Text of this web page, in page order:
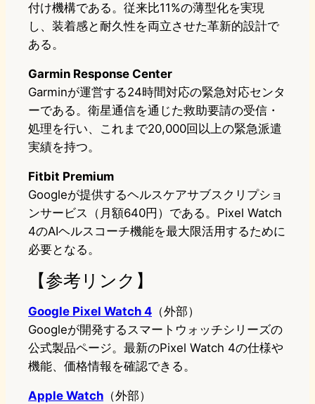
付け機構である。従来比11%の薄型化を実現
し、装着感と耐久性を両立させた革新的設計で
ある。
Garmin Response Center
Garminが運営する24時間対応の緊急対応センタ
ーである。衛星通信を通じた救助要請の受信・
処理を行い、これまで20,000回以上の緊急派遣
実績を持つ。
Fitbit Premium
Googleが提供するヘルスケアサブスクリプショ
ンサービス（月額640円）である。Pixel Watch
4のAIヘルスコーチ機能を最大限活用するために
必要となる。
【参考リンク】
Google Pixel Watch 4 （外部）
Googleが開発するスマートウォッチシリーズの
公式製品ページ。最新のPixel Watch 4の仕様や
機能、価格情報を確認できる。
Apple Watch （外部）